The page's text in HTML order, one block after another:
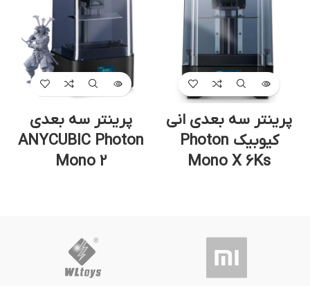
پرینتر سه بعدی انی
کیوبیک Photon
Mono X 6Ks
پرینتر سه بعدی
ANYCUBIC Photon
Mono 2